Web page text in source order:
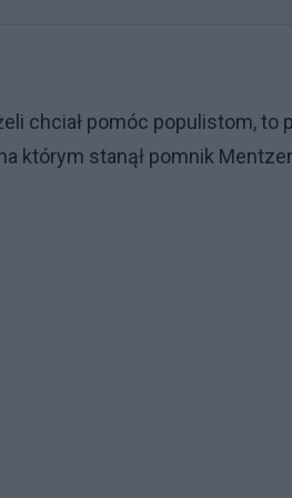
chciał pomóc populistom, to
którym stanął pomnik